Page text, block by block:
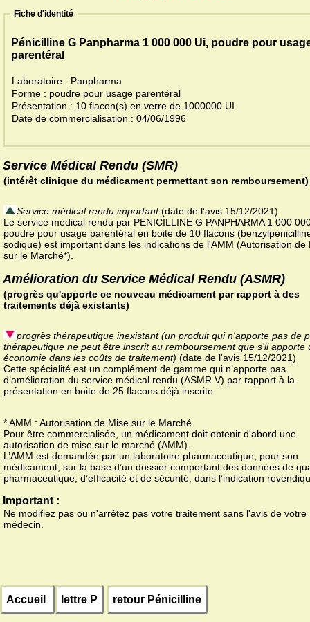
Fiche d'identité
Pénicilline G Panpharma 1 000 000 Ui, poudre pour
parentéral
Laboratoire : Panpharma
Forme : poudre pour usage parentéral
Présentation : 10 flacon(s) en verre de 1000000 UI
Date de commercialisation : 04/06/1996
Service Médical Rendu (SMR)
(intérêt clinique du médicament permettant son remboursement)
Service médical rendu important(date de l'avis 15/12/2021)
Le service médical rendu par PENICILLINE G PANPHARMA 1 000
poudre pour usage parentéral en boite de 10 flacons
sodique) est important dans les indications de l'AMM (Autorisation de
sur le Marché*).
Amélioration du Service Médical Rendu (ASMR)
(progrès qu'apporte ce nouveau médicament par rapport à des
traitements déjà existants)
progrès thérapeutique inexistant (un produit qui n'apporte pas de
thérapeutique ne peut être inscrit au remboursement que s'il apporte
économie dans les coûts de traitement) (date de l'avis 15/12/2021)
Cette spécialité est un complément de gamme qui n’apporte pas
d’amélioration du service médical rendu (ASMR V) par rapport à la
présentation en boite de 25 flacons déjà inscrite.
* AMM : Autorisation de Mise sur le Marché.
Pour être commercialisée, un médicament doit obtenir d'abord une
autorisation de mise sur le marché (AMM).
L’AMM est demandée par un laboratoire pharmaceutique, pour son
médicament, sur la base d’un dossier comportant des données de
pharmaceutique, d’efficacité et de sécurité, dans l’indication
Important :
Ne modifiez pas ou n'arrêtez pas votre traitement sans l'avis de votre
médecin.
Accueil lettre P retour Pénicilline